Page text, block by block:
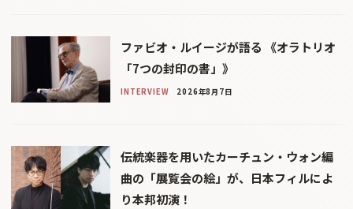
ファビオ・ルイージが語る 《オラトリオ
「7つの封印の書」》
INTERVIEW 2026年8月7日
伝統楽器を用いたカーチュン・ウォン編
曲の「展覧会の絵」が、日本フィルによ
り本邦初演！